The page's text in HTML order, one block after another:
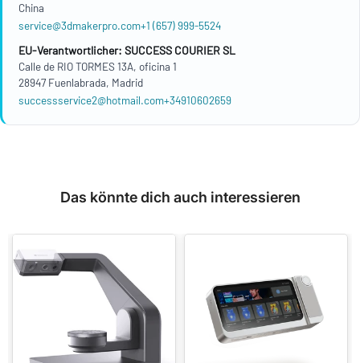
China
service@3dmakerpro.com+1 (657) 999-5524
EU-Verantwortlicher: SUCCESS COURIER SL
Calle de RIO TORMES 13A, oficina 1
28947 Fuenlabrada, Madrid
successservice2@hotmail.com+34910602659
Das könnte dich auch interessieren